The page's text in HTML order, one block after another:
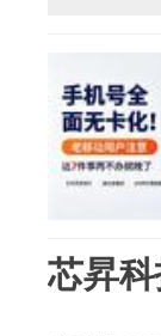
芯昇